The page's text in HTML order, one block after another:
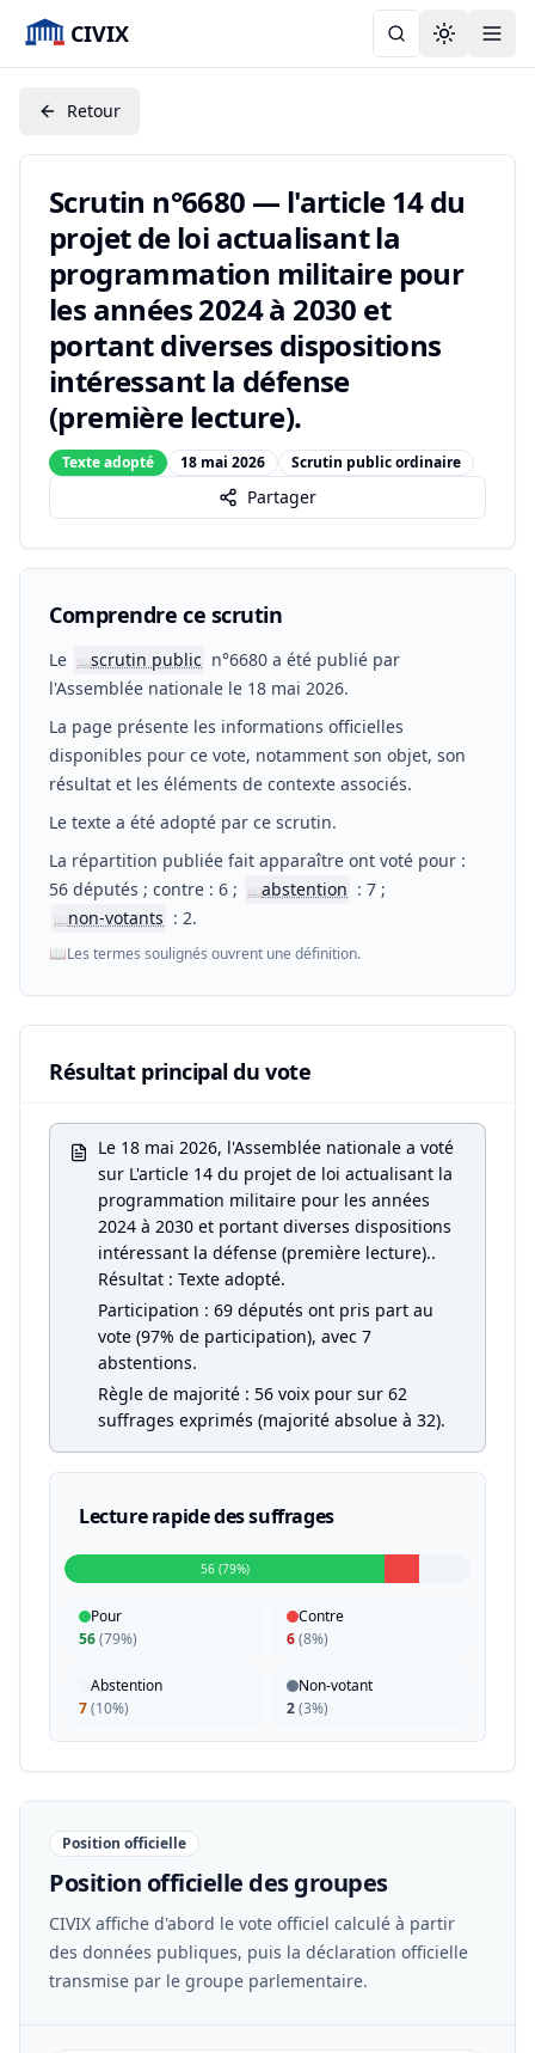
CIVIX Toggle
Retour
Scrutin n°6680 — l'article 14 du
projet de loi actualisant la
programmation militaire pour
les années 2024 à 2030 et
portant diverses dispositions
intéressant la défense
(première lecture).
Texte adopté 18 mai 2026 Scrutin public ordinaire
Partager
Comprendre ce scrutin
Le 📖scrutin public n°6680 a été publié par
l'Assemblée nationale le 18 mai 2026.
La page présente les informations officielles
disponibles pour ce vote, notamment son objet, son
résultat et les éléments de contexte associés.
Le texte a été adopté par ce scrutin.
La répartition publiée fait apparaître ont voté pour :
56 députés ; contre : 6 ;
📖abstention : 7 ;
📖non-votants : 2.
📖Les termes soulignés ouvrent une définition.
Résultat principal du vote
Le 18 mai 2026, l'Assemblée nationale a voté
sur L'article 14 du projet de loi actualisant la
programmation militaire pour les années
2024 à 2030 et portant diverses dispositions
intéressant la défense (première lecture)..
Résultat : Texte adopté.
Participation : 69 députés ont pris part au
vote (97% de participation), avec 7
abstentions.
Règle de majorité : 56 voix pour sur 62
suffrages exprimés (majorité absolue à 32).
Lecture rapide des suffrages
56 (79%)
Pour
56(79%)
Contre
6(8%)
Abstention
7(10%)
Non-votant
2(3%)
Position officielle
Position officielle des groupes
CIVIX affiche d'abord le vote officiel calculé à partir
des données publiques, puis la déclaration officielle
transmise par le groupe parlementaire.